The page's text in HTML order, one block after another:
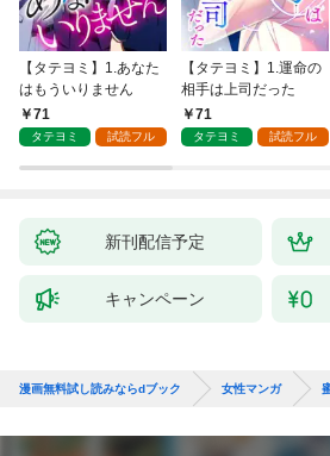
【タテヨミ】1.あなた
はもういりません
71
タテヨミ 試読フル
【タテヨミ】1.運命の
相手は上司だった
71
タテヨミ 試読フル
新刊配信予定
キャンペーン
漫画無料試し読みならdブック 女性マンガ